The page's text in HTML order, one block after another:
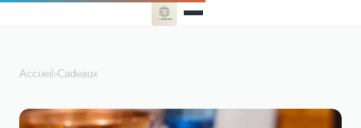
Accueil ›Cadeaux